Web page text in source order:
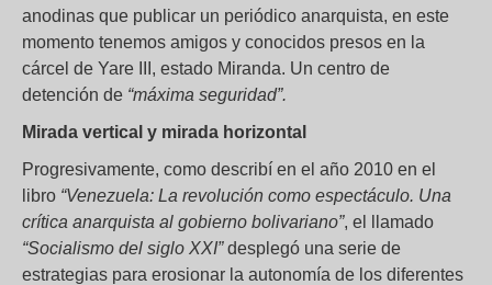
anodinas que publicar un periódico anarquista, en este
momento tenemos amigos y conocidos presos en la
cárcel de Yare III, estado Miranda. Un centro de
detención de “máxima seguridad”.
Mirada vertical y mirada horizontal
Progresivamente, como describí en el año 2010 en el
libro “Venezuela: La revolución como espectáculo. Una
crítica anarquista al gobierno bolivariano”, el llamado
“Socialismo del siglo XXI”desplegó una serie de
estrategias para erosionar la autonomía de los diferentes